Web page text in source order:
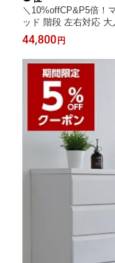
＼10%offCP&P5倍！
ッド 階段 左右対応
ド モダン カントリー
ト 白 シングルベッド
44,800 円